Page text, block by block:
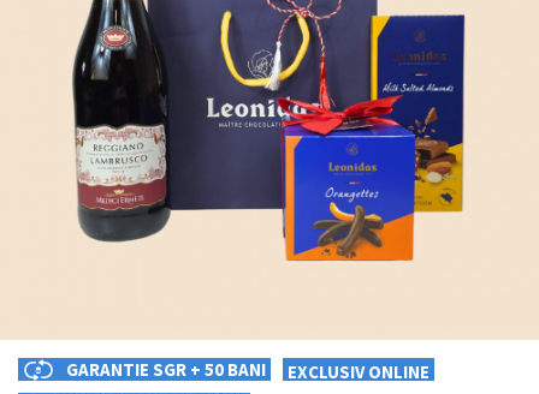
GARANTIE SGR + 50 BANI
EXCLUSIV ONLINE